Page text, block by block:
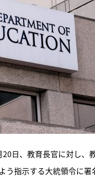
日、教育長官に対し、
う指示する大統領令に